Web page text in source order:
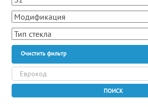
Очистить фильтр
ПОИСК